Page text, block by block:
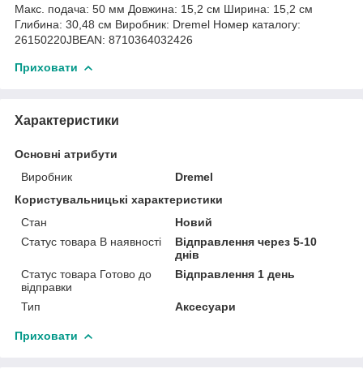
Макс. подача: 50 мм Довжина: 15,2 см Ширина: 15,2 см
Глибина: 30,48 см Виробник: Dremel Номер каталогу:
26150220JBEAN: 8710364032426
Приховати
Характеристики
Основні атрибути
Виробник
Dremel
Користувальницькі характеристики
Стан
Новий
Статус товара В наявності
Відправлення через 5-10
днів
Статус товара Готово до
відправки
Відправлення 1 день
Тип Аксесуари
Приховати